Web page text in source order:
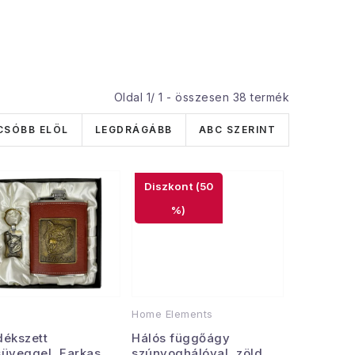
Oldal 1/ 1 - összesen 38 termék
ELÖL LEGDRÁGÁBB ABC SZERINT
Home Elements
Hálós függőágy
(50
%)